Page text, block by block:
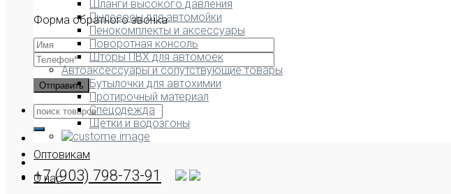
Форма обратного звонка
+7 (903) 798-73-91
Шланги высокого давления
Пылесосы для автомойки
Пенокомплекты и аксессуары
Поворотная консоль
Шторы ПВХ для автомоек
Автоаксессуары и сопутствующие товары
Бутылочки для автохимии
Протирочный материал
Спецодежда
Щетки и водозгоны
Оптовикам
О нас